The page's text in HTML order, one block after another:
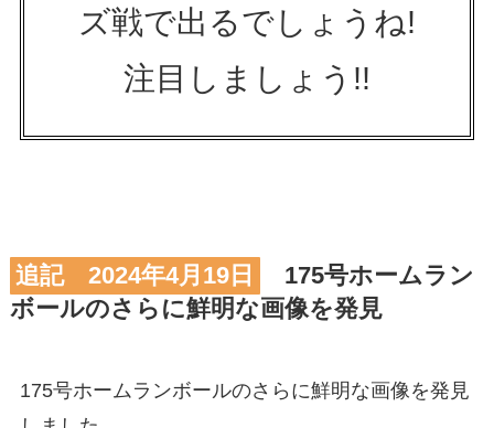
ズ戦で出るでしょうね!
注目しましょう!!
追記 2024年4月19日
175号ホームラン
ボールのさらに鮮明な画像を発見
175号ホームランボールのさらに鮮明な画像を発見